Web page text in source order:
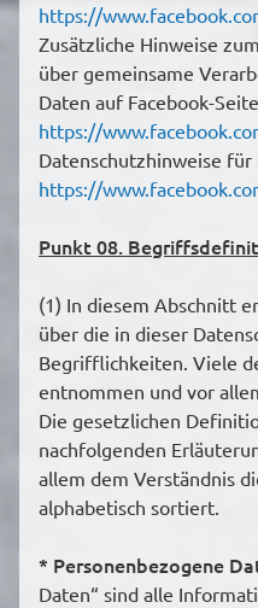
https://
Zusätzliche Hinweise
über gemeinsame
Daten auf Facebook-
https://
Datenschutzhinweise für
https://
Punkt 08.
(1) In diesem Abschnitt
über die in dieser
Begrifflichkeiten. Viele
entnommen und vor
Die gesetzlichen
nachfolgenden
allem dem Verständnis
alphabetisch sortiert.
* Personenbezogene
Daten“ sind alle